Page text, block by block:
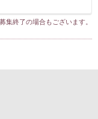
集終了の場合もございます。